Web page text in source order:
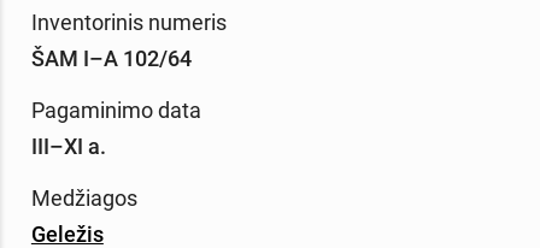
Inventorinis numeris
ŠAM I–A 102/64
Pagaminimo data
III–XI a.
Medžiagos
Geležis